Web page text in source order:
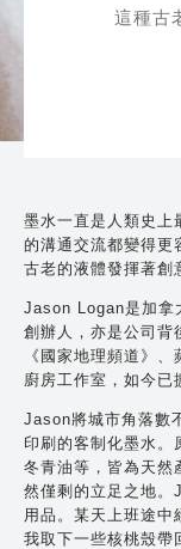
這種古
墨水一直是人類史上
的溝通交流都變得更
古老的液體發揮著創
Jason Logan是加拿
創辦人，亦是公司背
《國家地理頻道》
廚房工作室，如今已
Jason將城市角落數
印刷的客制化墨水。
冬青油等，皆為天然
然僅剩的立足之地。
用品。某天上班途中
我取下一些核桃殼帶